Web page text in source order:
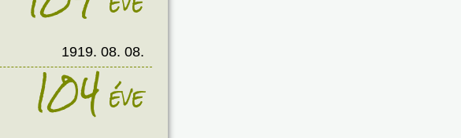
1919. 08. 08.
104éve